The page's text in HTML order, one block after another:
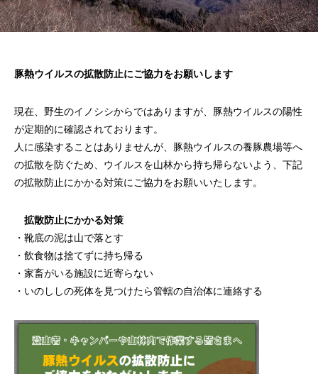
豚熱ウイルスの拡散防止にご協力をお願いします
現在、野生のイノシシからではありますが、豚熱ウイルスの陽性
が定期的に確認されております。
人に感染することはありませんが、豚熱ウイルスの養豚農場等へ
の拡散を防ぐため、ウイルスを山林から持ち帰らないよう、下記
の拡散防止にかかる対策にご協力をお願いいたします。
拡散防止にかかる対策
・靴底の泥は山で落とす
・飲食物は捨てずに持ち帰る
・家畜がいる施設に近寄らない
・いのししの死体を見つけたら管轄の自治体に連絡する